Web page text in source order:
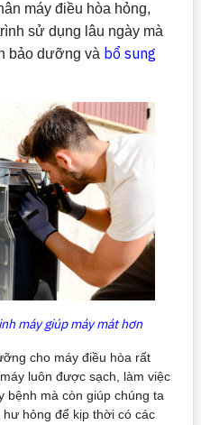
máy điều hòa hỏng,
sử dụng lâu ngày mà
bảo dưỡng và bổ sung
máy giúp máy mát hơn
cho máy điều hòa rất
luôn được sạch, làm việc
bệnh mà còn giúp chúng ta
hỏng để kịp thời có các